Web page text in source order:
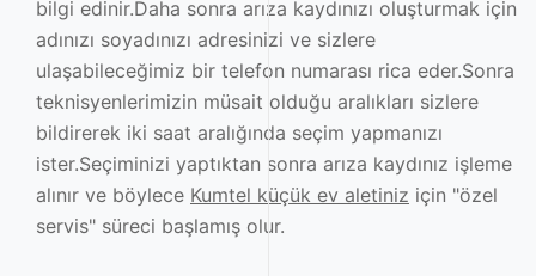
bilgi edinir.Daha sonra arıza kaydınızı oluşturmak için
adınızı soyadınızı adresinizi ve sizlere
ulaşabileceğimiz bir telefon numarası rica eder.Sonra
teknisyenlerimizin müsait olduğu aralıkları sizlere
bildirerek iki saat aralığında seçim yapmanızı
ister.Seçiminizi yaptıktan sonra arıza kaydınız işleme
alınır ve böylece Kumtel küçük ev aletiniz için "özel
servis" süreci başlamış olur.